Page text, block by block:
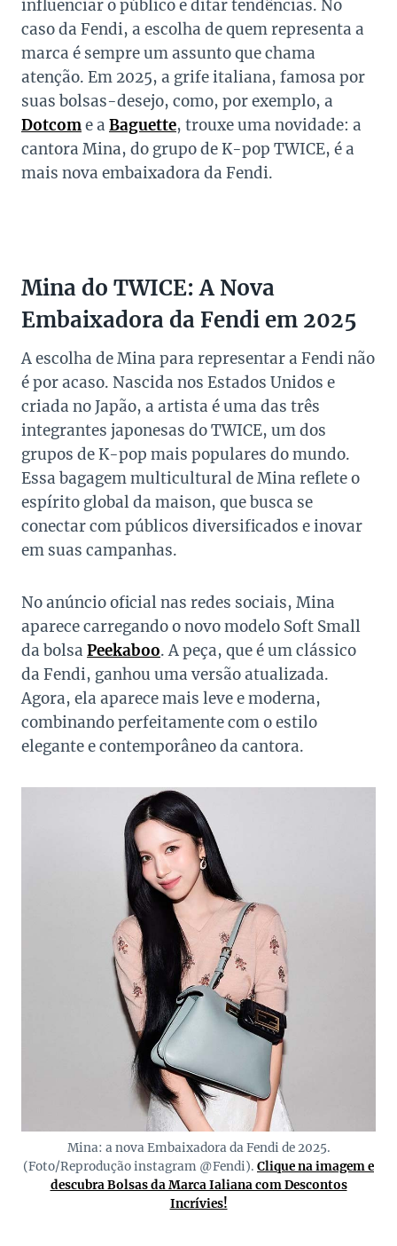
influenciar o público e ditar tendências. No
caso da Fendi, a escolha de quem representa a
marca é sempre um assunto que chama
atenção. Em 2025, a grife italiana, famosa por
suas bolsas-desejo, como, por exemplo, a
Dotcome a Baguette, trouxe uma novidade: a
cantora Mina, do grupo de K-pop TWICE, é a
mais nova embaixadora da Fendi.
Mina do TWICE: A Nova
Embaixadora da Fendi em 2025
A escolha de Mina para representar a Fendi não
é por acaso. Nascida nos Estados Unidos e
criada no Japão, a artista é uma das três
integrantes japonesas do TWICE, um dos
grupos de K-pop mais populares do mundo.
Essa bagagem multicultural de Mina reflete o
espírito global da maison, que busca se
conectar com públicos diversificados e inovar
em suas campanhas.
No anúncio oficial nas redes sociais, Mina
aparece carregando o novo modelo Soft Small
da bolsa Peekaboo. A peça, que é um clássico
da Fendi, ganhou uma versão atualizada.
Agora, ela aparece mais leve e moderna,
combinando perfeitamente com o estilo
elegante e contemporâneo da cantora.
Mina: a nova Embaixadora da Fendi de 2025.
(Foto/Reprodução instagram @Fendi). Clique na imagem e
descubra Bolsas da Marca Ialiana com Descontos
Incrívies!